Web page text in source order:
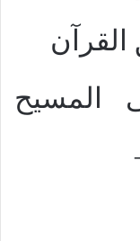
المسيح